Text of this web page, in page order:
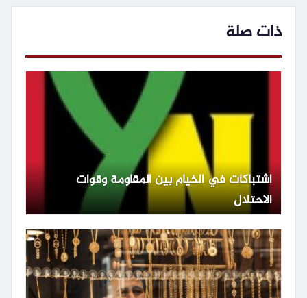
ذات صلة
اشتباكات في الخيام بين المقاومة وقوات
الاحتلال